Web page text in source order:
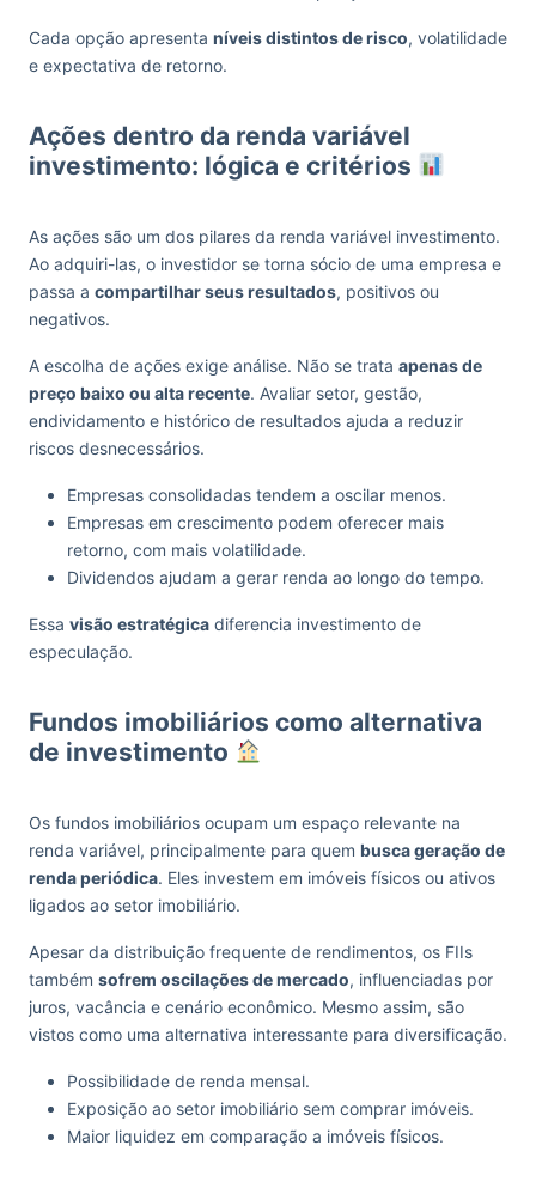
Cada opção apresenta níveis distintos de risco, volatilidade
e expectativa de retorno.
Ações dentro da renda variável
investimento: lógica e critérios
As ações são um dos pilares da renda variável investimento.
Ao adquiri-las, o investidor se torna sócio de uma empresa e
passa a compartilhar seus resultados, positivos ou
negativos.
A escolha de ações exige análise. Não se trata apenas de
preço baixo ou alta recente. Avaliar setor, gestão,
endividamento e histórico de resultados ajuda a reduzir
riscos desnecessários.
Empresas consolidadas tendem a oscilar menos.
Empresas em crescimento podem oferecer mais
retorno, com mais volatilidade.
Dividendos ajudam a gerar renda ao longo do tempo.
Essa visão estratégica diferencia investimento de
especulação.
Fundos imobiliários como alternativa
de investimento
Os fundos imobiliários ocupam um espaço relevante na
renda variável, principalmente para quem busca geração de
renda periódica. Eles investem em imóveis físicos ou ativos
ligados ao setor imobiliário.
Apesar da distribuição frequente de rendimentos, os FIIs
também sofrem oscilações de mercado, influenciadas por
juros, vacância e cenário econômico. Mesmo assim, são
vistos como uma alternativa interessante para diversificação.
Possibilidade de renda mensal.
Exposição ao setor imobiliário sem comprar imóveis.
Maior liquidez em comparação a imóveis físicos.